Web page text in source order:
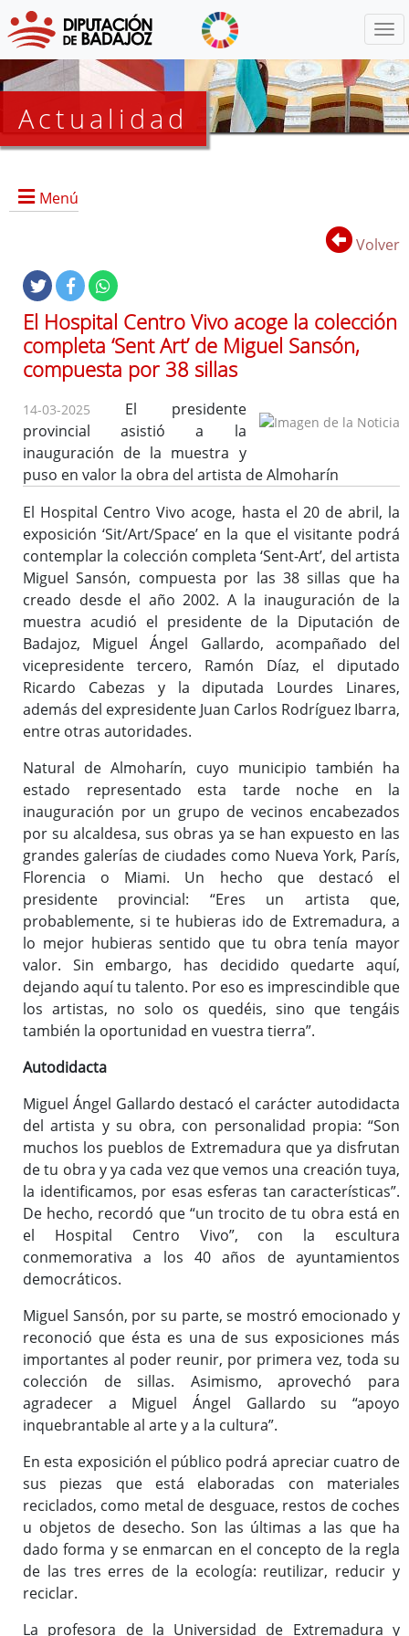
Actualidad
Menú
Noticias
Lista
de
distribución
Volver
El Hospital Centro Vivo acoge la colección
completa ‘Sent Art’ de Miguel Sansón,
compuesta por 38 sillas
14-03-2025
El presidente
provincial asistió a la
inauguración de la muestra y
puso en valor la obra del artista de Almoharín
El Hospital Centro Vivo acoge, hasta el 20 de abril, la
exposición ‘Sit/Art/Space’ en la que el visitante podrá
contemplar la colección completa ‘Sent-Art’, del artista
Miguel Sansón, compuesta por las 38 sillas que ha
creado desde el año 2002. A la inauguración de la
muestra acudió el presidente de la Diputación de
Badajoz, Miguel Ángel Gallardo, acompañado del
vicepresidente tercero, Ramón Díaz, el diputado
Ricardo Cabezas y la diputada Lourdes Linares,
además del expresidente Juan Carlos Rodríguez Ibarra,
entre otras autoridades.
Natural de Almoharín, cuyo municipio también ha
estado representado esta tarde noche en la
inauguración por un grupo de vecinos encabezados
por su alcaldesa, sus obras ya se han expuesto en las
grandes galerías de ciudades como Nueva York, París,
Florencia o Miami. Un hecho que destacó el
presidente provincial: “Eres un artista que,
probablemente, si te hubieras ido de Extremadura, a
lo mejor hubieras sentido que tu obra tenía mayor
valor. Sin embargo, has decidido quedarte aquí,
dejando aquí tu talento. Por eso es imprescindible que
los artistas, no solo os quedéis, sino que tengáis
también la oportunidad en vuestra tierra”.
Autodidacta
Miguel Ángel Gallardo destacó el carácter autodidacta
del artista y su obra, con personalidad propia: “Son
muchos los pueblos de Extremadura que ya disfrutan
de tu obra y ya cada vez que vemos una creación tuya,
la identificamos, por esas esferas tan características”.
De hecho, recordó que “un trocito de tu obra está en
el Hospital Centro Vivo”, con la escultura
conmemorativa a los 40 años de ayuntamientos
democráticos.
Miguel Sansón, por su parte, se mostró emocionado y
reconoció que ésta es una de sus exposiciones más
importantes al poder reunir, por primera vez, toda su
colección de sillas. Asimismo, aprovechó para
agradecer a Miguel Ángel Gallardo su “apoyo
inquebrantable al arte y a la cultura”.
En esta exposición el público podrá apreciar cuatro de
sus piezas que está elaboradas con materiales
reciclados, como metal de desguace, restos de coches
u objetos de desecho. Son las últimas a las que ha
dado forma y se enmarcan en el concepto de la regla
de las tres erres de la ecología: reutilizar, reducir y
reciclar.
La profesora de la Universidad de Extremadura y